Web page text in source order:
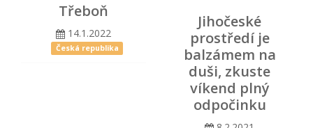
Třeboň
14.1.2022
Česká republika
Jihočeské
prostředí je
balzámem na
duši, zkuste
víkend plný
odpočinku